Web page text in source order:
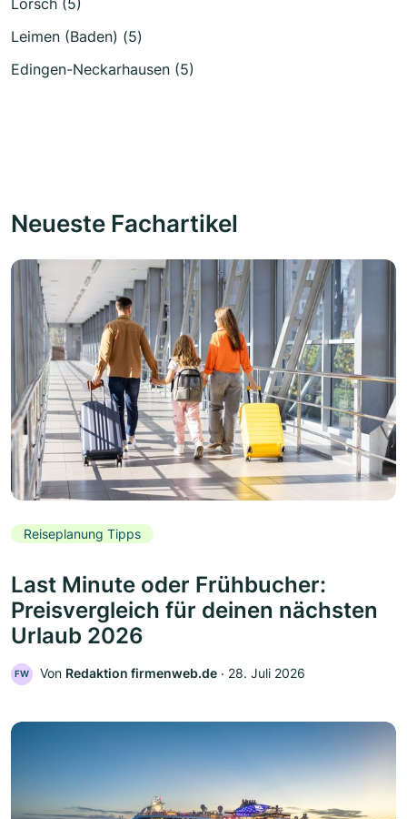
Leimen (Baden) (5)
Edingen-Neckarhausen (5)
Neueste Fachartikel
Reiseplanung Tipps
Last Minute oder Frühbucher:
Preisvergleich für deinen nächsten
Urlaub 2026
FW Von Redaktion firmenweb.de ‧ 28. Juli 2026